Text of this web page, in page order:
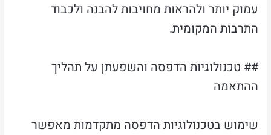
עמוק יותר ולהראות מחויבות להבנה ולכבוד
התרבות המקומית.
## טכנולוגיות הדפסה והשפעתן על תהליך
ההתאמה
שימוש בטכנולוגיות הדפסה מתקדמות מאפשר